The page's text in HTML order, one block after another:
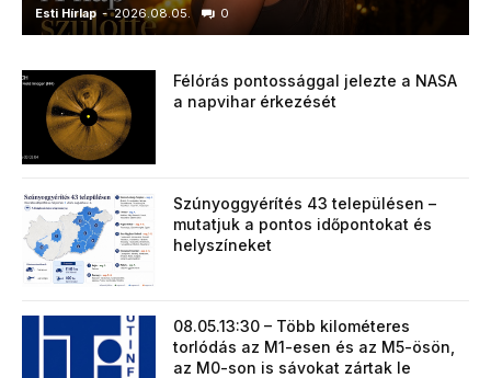
Esti Hírlap - 2026.08.05. 0
Félórás pontossággal jelezte a NASA
a napvihar érkezését
Szúnyoggyérítés 43 településen –
mutatjuk a pontos időpontokat és
helyszíneket
08.05.13:30 – Több kilométeres
torlódás az M1-esen és az M5-ösön,
az M0-son is sávokat zártak le